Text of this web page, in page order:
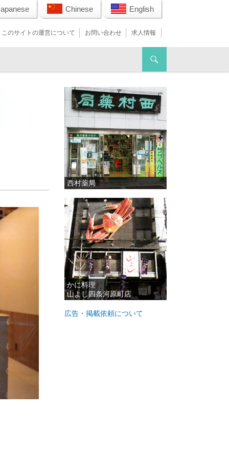
Chinese English
このサイトの運営について お問い合わせ 求人情報
西村薬局
かに料理
山よし四条河原町店
広告・掲載依頼について